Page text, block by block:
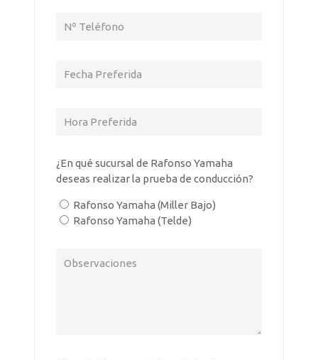
¿En qué sucursal de Rafonso Yamaha
deseas realizar la prueba de conducción?
Rafonso Yamaha (Miller Bajo)
Rafonso Yamaha (Telde)